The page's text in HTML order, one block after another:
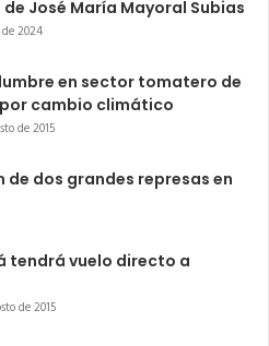
de José María Mayoral Subias
2024
en sector tomatero de
cambio climático
de 2015
dos grandes represas en
tendrá vuelo directo a
de 2015